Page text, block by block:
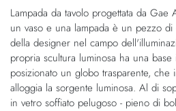
galleria
di
immagini
di
immagini
Lampada da tavolo progettata da
un vaso e una lampada è un pezzo
della designer nel campo
propria scultura luminosa ha una
posizionato un globo trasparente, che
alloggia la sorgente luminosa. Al di
in vetro soffiato pelugoso - pieno di